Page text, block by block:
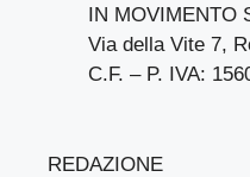
IN MOVIMENTO
Via della Vite 7,
C.F. – P. IVA:
REDAZIONE